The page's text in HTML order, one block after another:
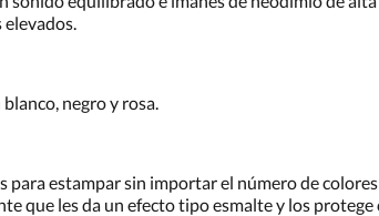
elevados.
negro y rosa.
para estampar sin importar el número de
que les da un efecto tipo esmalte y los